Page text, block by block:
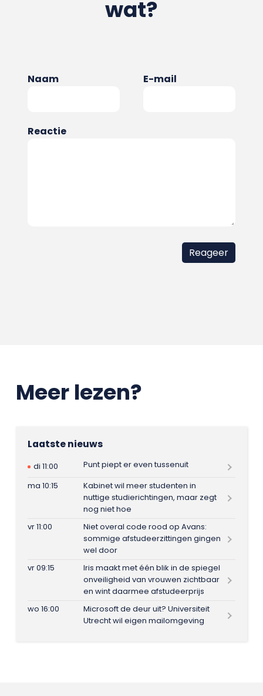
wat?
Naam E-mail
Reactie
Meer lezen?
Laatste nieuws
di 11:00
Punt piept er even tussenuit
ma 10:15
Kabinet wil meer studenten in
nuttige studierichtingen, maar zegt
nog niet hoe
vr 11:00
Niet overal code rood op Avans:
sommige afstudeerzittingen gingen
wel door
vr 09:15
Iris maakt met één blik in de spiegel
onveiligheid van vrouwen zichtbaar
en wint daarmee afstudeerprijs
wo 16:00
Microsoft de deur uit? Universiteit
Utrecht wil eigen mailomgeving